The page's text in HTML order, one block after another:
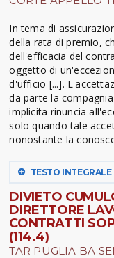
In tema di
della rata di premio,
dell'efficacia del
oggetto di
d'ufficio [...].
da parte la
implicita rinuncia
solo quando tale
nonostante la
TESTO INTEGRALE
DIVIETO
DIRETTORE
CONTRATTI
(114.4)
TAR PUGLIA BA